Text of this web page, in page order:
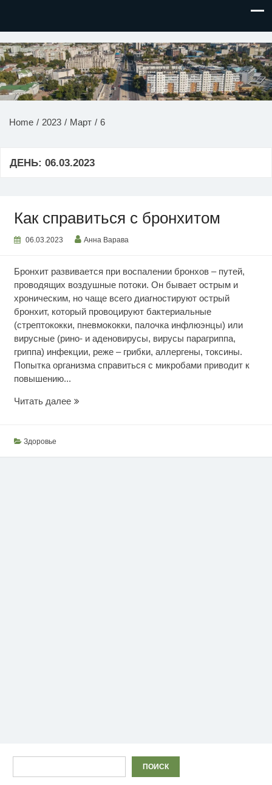
НОВОСТИ ПРИДНЕСТРОВЬЯ
Home 2023 Март 6
ДЕНЬ: 06.03.2023
Как справиться с бронхитом
06.03.2023 Анна Варава
Бронхит развивается при воспалении бронхов – путей,
проводящих воздушные потоки. Он бывает острым и
хроническим, но чаще всего диагностируют острый
бронхит, который провоцируют бактериальные
(стрептококки, пневмококки, палочка инфлюэнцы) или
вирусные (рино- и аденовирусы, вирусы парагриппа,
гриппа) инфекции, реже – грибки, аллергены, токсины.
Попытка организма справиться с микробами приводит к
повышению...
Читать далееКак
Здоровье
ПОИСК